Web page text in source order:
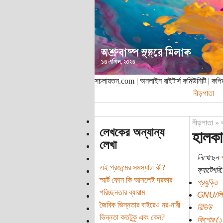
সচলায়তন.com | অনলাইন রাইটার্স কমিউনিটি |
নীড়পাতা
লেখকের অন্যান্য
লেখা
এই প্রজন্মের সমস্যাটা কী?
স্মার্ট ফোন কি আসলেই দরকার
পরিচ্ছনতার ব্যারাম
জৈবিক ভিন্নতার বাইরেও নর-নারী
ভিন্নতা কতটুকু এবং কেন?
নীড়পাতা»
লিখেছেন
ক্যাটেগরি:
প্রযুক্তি
GNU/
রিভিউ
কিশোর